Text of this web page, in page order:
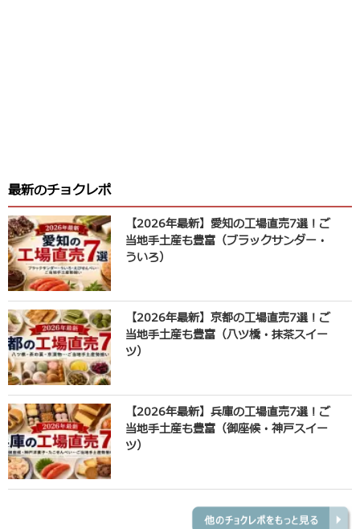
最新のチョクレポ
【2026年最新】愛知の工場直売7選！ご
当地手土産も豊富（ブラックサンダー・
ういろ）
【2026年最新】京都の工場直売7選！ご
当地手土産も豊富（八ツ橋・抹茶スイー
ツ）
【2026年最新】兵庫の工場直売7選！ご
当地手土産も豊富（御座候・神戸スイー
ツ）